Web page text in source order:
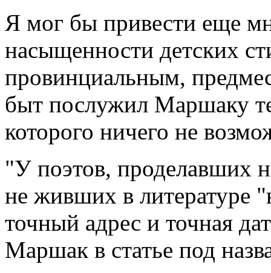
Я мог бы привести еще
насыщенности детских
провинциальным,
быт послужил Маршаку
которого ничего не
"У поэтов, проделавших
не живших в литературе
точный адрес и точная
Маршак в статье под